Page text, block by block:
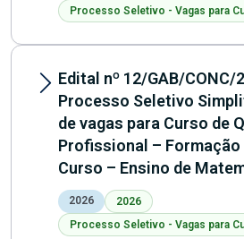
Processo Seletivo - Vagas para
Edital nº 12/GAB/CONC/
Processo Seletivo
de vagas para Curso de
Profissional – Formação
Curso – Ensino de
2026
2026
Processo Seletivo - Vagas para